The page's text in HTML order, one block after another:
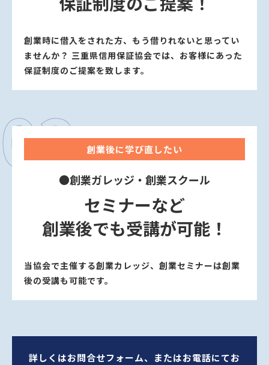
創業時に借⼊をされた⽅、もう借りれないと思ってい
ませんか？ 三重県信用保証協会では、お客様にあった
保証制度のご提案を致します。
03 創業後に学び直したい
●創業ガレッジ‧創業スクール
セミナーなど
創業後でも受講が可能！
当協会で主催する創業カレッジ、創業セミナーは創業
後の受講も可能です。
詳しくはお問合せフォーム、またはお電話にてお